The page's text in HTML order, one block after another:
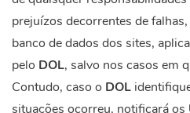
prejuízos decorrentes de
banco de dados dos sites,
pelo DOL, salvo nos casos em
Contudo, caso o DOL
situações ocorreu, notificará os